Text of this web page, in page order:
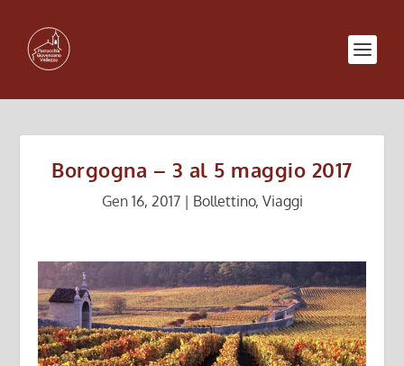
Borgogna – 3 al 5 maggio 2017
Gen 16, 2017| Bollettino, Viaggi